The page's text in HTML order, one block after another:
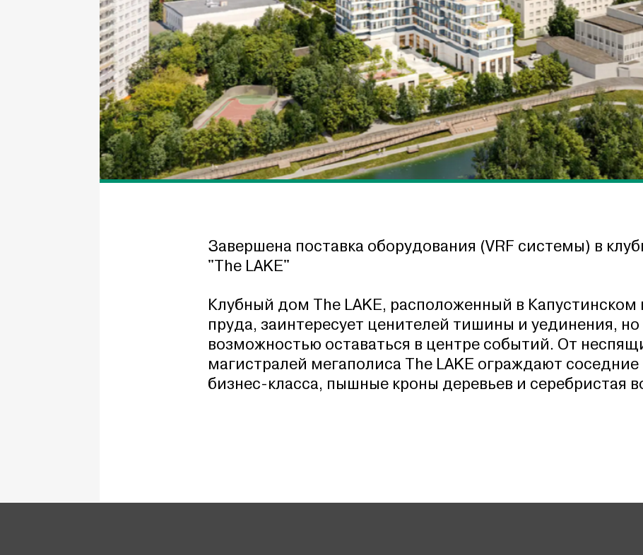
Завершена поставка оборудования (VRF cистемы) в
"The LAKE"
Клубный дом The LAKE, расположенный в Капустинском
пруда, заинтересует ценителей тишины и уединения, но
возможностью оставаться в центре событий. От
магистралей мегаполиса The LAKE ограждают соседние
бизнес-класса, пышные кроны деревьев и серебристая